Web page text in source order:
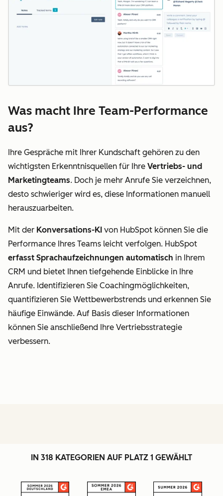
Was macht Ihre Team-Performance
aus?
Ihre Gespräche mit Ihrer Kundschaft gehören zu den
wichtigsten Erkenntnisquellen für Ihre Vertriebs- und
Marketingteams. Doch je mehr Anrufe Sie verzeichnen,
desto schwieriger wird es, diese Informationen manuell
herauszuarbeiten.
Mit der Konversations-KI von HubSpot können Sie die
Performance Ihres Teams leicht verfolgen. HubSpot
erfasst Sprachaufzeichnungen automatisch in Ihrem
CRM und bietet Ihnen tiefgehende Einblicke in Ihre
Anrufe. Identifizieren Sie Coachingmöglichkeiten,
quantifizieren Sie Wettbewerbstrends und erkennen Sie
häufige Einwände. Auf Basis dieser Informationen
können Sie anschließend Ihre Vertriebsstrategie
verbessern.
IN 318 KATEGORIEN AUF PLATZ 1 GEWÄHLT